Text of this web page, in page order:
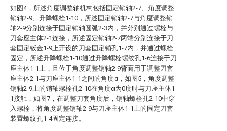
如图4，所述角度调整轴机构包括固定销轴2-7、角度调整
销轴2-9、升降螺栓1-10，所述固定销轴2-7与角度调整销
轴2-9分别连接于固定销轴圆弧2-3内，并分别通过螺栓与
刀套座主体2-1连接，所述固定销轴2-7两端分别连接于刀
套固定钣金1-9上开设的刀套固定销孔1-7内，并通过螺栓
固定，所述升降螺栓1-10通过升降螺栓螺纹孔1-6连接于刀
座主体1-1上，且位于角度调整销轴2-9背面用于调整刀套
座主体2-1与刀座主体1-1之间的角度α，如图5，角度调整
销轴2-9上的销轴螺栓孔2-10在角度α为0度时与刀座主体1-
1接触，如图7，在调整刀套角度后，销轴螺栓孔2-10中穿
入螺栓，将角度调整销轴2-9与刀座主体1-1上的固定刀套
装置螺纹孔1-4固定连接。